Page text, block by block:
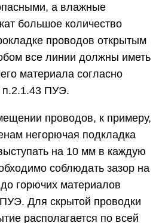
а влажные
большое количество
проводов открытым
все линии должны иметь
материала согласно
п.2.1.43 ПУЭ.
проводов, к примеру,
негорючая подкладка
на 10 мм в каждую
соблюдать зазор на
горючих материалов
Для скрытой проводки
располагается по всей